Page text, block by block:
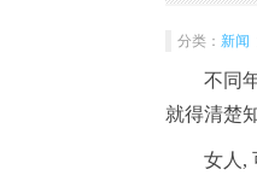
分类： 新闻
不同
就得清楚
女人,